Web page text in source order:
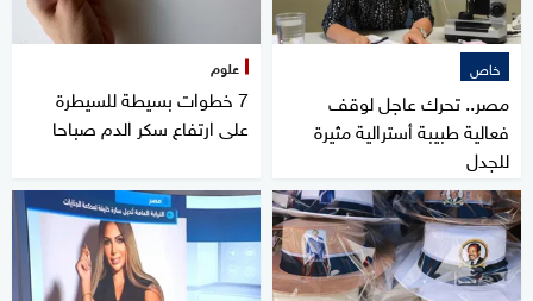
خاص
مصر.. تحرك عاجل لوقف
فعالية طبيبة أسترالية مثيرة
للجدل
علوم
7 خطوات بسيطة للسيطرة
على ارتفاع سكر الدم صباحا